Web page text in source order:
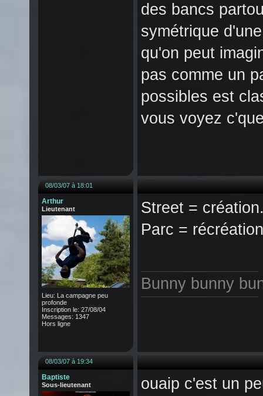
des bancs
symétrique
qu'on peut
pas comme un
possibles est
vous voyez
08/03/07 à 18:01
Arthur
Lieutenant
Lieu: La campagne peu
profonde
Inscription le: 27/08/04
Messages: 1347
Hors ligne
Street =
Parc =
Bunny bunny
08/03/07 à 19:34
Baptiste
Sous-lieutenant
ouaip c'est un